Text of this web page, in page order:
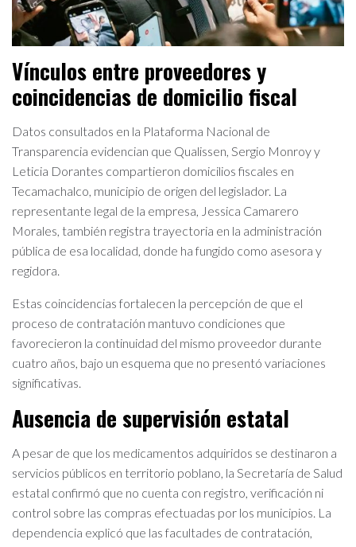
Vínculos entre proveedores y
coincidencias de domicilio fiscal
Datos consultados en la Plataforma Nacional de
Transparencia evidencian que Qualissen, Sergio Monroy y
Leticia Dorantes compartieron domicilios fiscales en
Tecamachalco, municipio de origen del legislador. La
representante legal de la empresa, Jessica Camarero
Morales, también registra trayectoria en la administración
pública de esa localidad, donde ha fungido como asesora y
regidora.
Estas coincidencias fortalecen la percepción de que el
proceso de contratación mantuvo condiciones que
favorecieron la continuidad del mismo proveedor durante
cuatro años, bajo un esquema que no presentó variaciones
significativas.
Ausencia de supervisión estatal
A pesar de que los medicamentos adquiridos se destinaron a
servicios públicos en territorio poblano, la Secretaría de Salud
estatal confirmó que no cuenta con registro, verificación ni
control sobre las compras efectuadas por los municipios. La
dependencia explicó que las facultades de contratación,